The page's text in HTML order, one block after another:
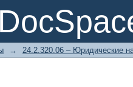
→ 24.2.320.06 – Юридические